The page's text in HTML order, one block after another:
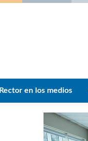
Rector en los medios